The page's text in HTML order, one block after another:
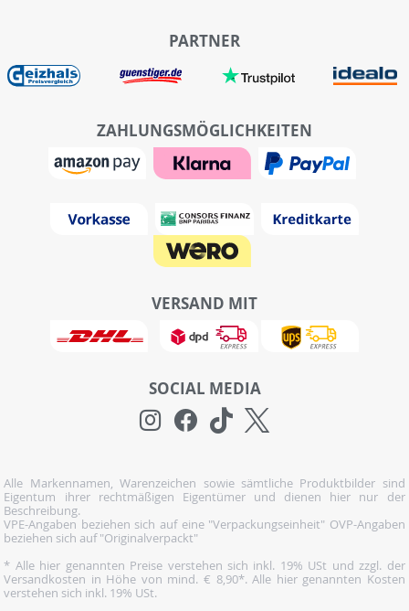
PARTNER
ZAHLUNGSMÖGLICHKEITEN
VERSAND MIT
SOCIAL MEDIA
Alle Markennamen, Warenzeichen sowie sämtliche Produktbilder sind
Eigentum ihrer rechtmäßigen Eigentümer und dienen hier nur der
Beschreibung.
VPE-Angaben beziehen sich auf eine "Verpackungseinheit" OVP-Angaben
beziehen sich auf "Originalverpackt"
* Alle hier genannten Preise verstehen sich inkl. 19% USt und zzgl. der
Versandkosten in Höhe von mind. € 8,90*. Alle hier genannten Kosten
verstehen sich inkl. 19% USt.